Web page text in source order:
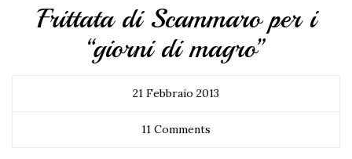
Frittata di Scammaro per i
“giorni di magro”
21 Febbraio 2013
11 Comments